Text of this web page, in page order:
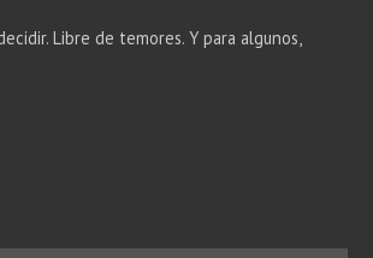
Libre de temores. Y para algunos,